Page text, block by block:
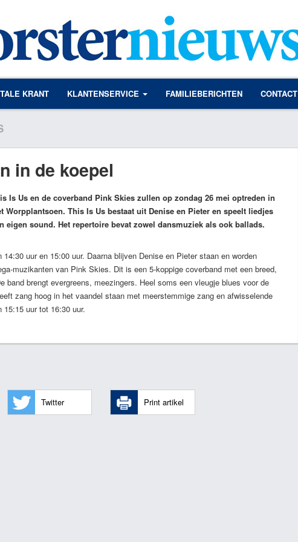
KRANT KLANTENSERVICE FAMILIEBERICHTEN CONTACT
in de koepel
Is Us en de coverband Pink Skies zullen op zondag 26 mei optreden in
Worpplantsoen. This Is Us bestaat uit Denise en Pieter en speelt liedjes
eigen sound. Het repertoire bevat zowel dansmuziek als ook ballads.
uur en 15:00 uur. Daarna blijven Denise en Pieter staan en worden
muzikanten van Pink Skies. Dit is een 5-koppige coverband met een breed,
band brengt evergreens, meezingers. Heel soms een vleugje blues voor de
zang hoog in het vaandel staan met meerstemmige zang en afwisselende
uur tot 16:30 uur.
Twitter Print artikel